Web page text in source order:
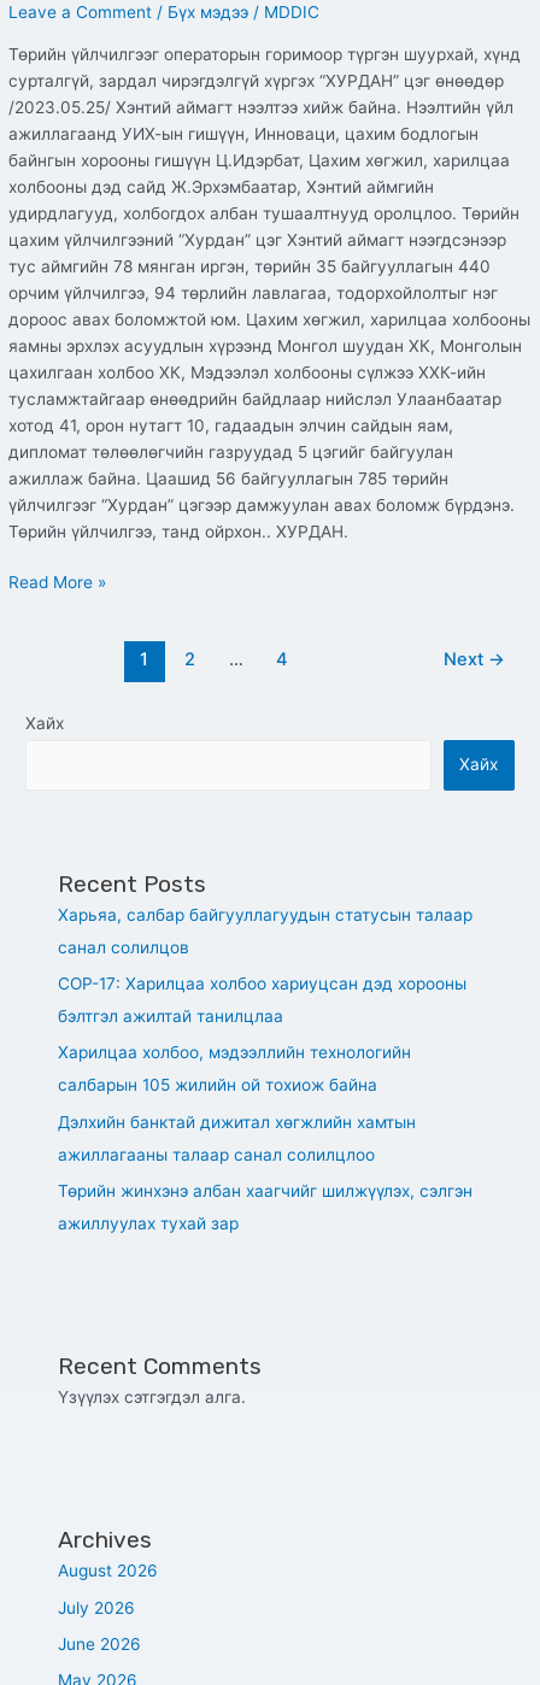
Leave a Comment / Бүх мэдээ / MDDIC
Төрийн үйлчилгээг операторын горимоор түргэн шуурхай, хүнд
сурталгүй, зардал чирэгдэлгүй хүргэх “ХУРДАН” цэг өнөөдөр
/2023.05.25/ Хэнтий аймагт нээлтээ хийж байна. Нээлтийн үйл
ажиллагаанд УИХ-ын гишүүн, Инноваци, цахим бодлогын
байнгын хорооны гишүүн Ц.Идэрбат, Цахим хөгжил, харилцаа
холбооны дэд сайд Ж.Эрхэмбаатар, Хэнтий аймгийн
удирдлагууд, холбогдох албан тушаалтнууд оролцлоо. Төрийн
цахим үйлчилгээний “Хурдан” цэг Хэнтий аймагт нээгдсэнээр
тус аймгийн 78 мянган иргэн, төрийн 35 байгууллагын 440
орчим үйлчилгээ, 94 төрлийн лавлагаа, тодорхойлолтыг нэг
дороос авах боломжтой юм. Цахим хөгжил, харилцаа холбооны
яамны эрхлэх асуудлын хүрээнд Монгол шуудан ХК, Монголын
цахилгаан холбоо ХК, Мэдээлэл холбооны сүлжээ ХХК-ийн
тусламжтайгаар өнөөдрийн байдлаар нийслэл Улаанбаатар
хотод 41, орон нутагт 10, гадаадын элчин сайдын яам,
дипломат төлөөлөгчийн газруудад 5 цэгийг байгуулан
ажиллаж байна. Цаашид 56 байгууллагын 785 төрийн
үйлчилгээг “Хурдан” цэгээр дамжуулан авах боломж бүрдэнэ.
Төрийн үйлчилгээ, танд ойрхон.. ХУРДАН.
Read More »
1 2 … 4 Next →
Хайх
Хайх
Recent Posts
Харьяа, салбар байгууллагуудын статусын талаар
санал солилцов
СОР-17: Харилцаа холбоо хариуцсан дэд хорооны
бэлтгэл ажилтай танилцлаа
Харилцаа холбоо, мэдээллийн технологийн
салбарын 105 жилийн ой тохиож байна
Дэлхийн банктай дижитал хөгжлийн хамтын
ажиллагааны талаар санал солилцлоо
Төрийн жинхэнэ албан хаагчийг шилжүүлэх, сэлгэн
ажиллуулах тухай зар
Recent Comments
Үзүүлэх сэтгэгдэл алга.
Archives
August 2026
July 2026
June 2026
May 2026